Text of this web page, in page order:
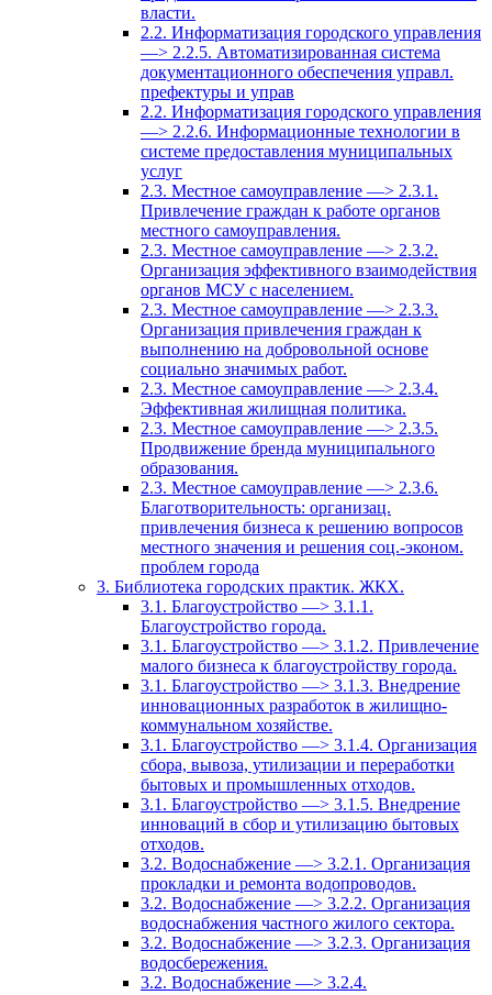
власти.
2.2. Информатизация городского управления
—> 2.2.5. Автоматизированная система
документационного обеспечения управл.
префектуры и управ
2.2. Информатизация городского управления
—> 2.2.6. Информационные технологии в
системе предоставления муниципальных
услуг
2.3. Местное самоуправление —> 2.3.1.
Привлечение граждан к работе органов
местного самоуправления.
2.3. Местное самоуправление —> 2.3.2.
Организация эффективного взаимодействия
органов МСУ с населением.
2.3. Местное самоуправление —> 2.3.3.
Организация привлечения граждан к
выполнению на добровольной основе
социально значимых работ.
2.3. Местное самоуправление —> 2.3.4.
Эффективная жилищная политика.
2.3. Местное самоуправление —> 2.3.5.
Продвижение бренда муниципального
образования.
2.3. Местное самоуправление —> 2.3.6.
Благотворительность: организац.
привлечения бизнеса к решению вопросов
местного значения и решения соц.-эконом.
проблем города
3. Библиотека городских практик. ЖКХ.
3.1. Благоустройство —> 3.1.1.
Благоустройство города.
3.1. Благоустройство —> 3.1.2. Привлечение
малого бизнеса к благоустройству города.
3.1. Благоустройство —> 3.1.3. Внедрение
инновационных разработок в жилищно-
коммунальном хозяйстве.
3.1. Благоустройство —> 3.1.4. Организация
сбора, вывоза, утилизации и переработки
бытовых и промышленных отходов.
3.1. Благоустройство —> 3.1.5. Внедрение
инноваций в сбор и утилизацию бытовых
отходов.
3.2. Водоснабжение —> 3.2.1. Организация
прокладки и ремонта водопроводов.
3.2. Водоснабжение —> 3.2.2. Организация
водоснабжения частного жилого сектора.
3.2. Водоснабжение —> 3.2.3. Организация
водосбережения.
3.2. Водоснабжение —> 3.2.4.